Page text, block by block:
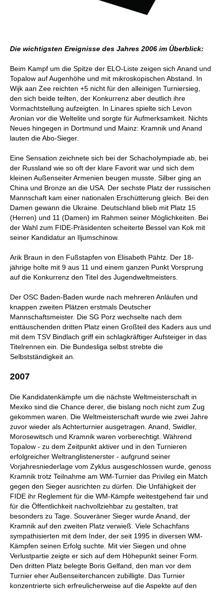
Die wichtigsten Ereignisse des Jahres 2006 im Überblick:
Beim Kampf um die Spitze der ELO-Liste zeigen sich Anand und
Topalow auf Augenhöhe und mit mikroskopischen Abstand. In
Wijk aan Zee reichten +5 nicht für den alleinigen Turniersieg,
den sich beide teilten, der Konkurrenz aber deutlich ihre
Vormachtstellung aufzeigten. In Linares spielte sich Levon
Aronian vor die Weltelite und sorgte für Aufmerksamkeit. Nichts
Neues hingegen in Dortmund und Mainz: Kramnik und Anand
lauten die Abo-Sieger.
Eine Sensation zeichnete sich bei der Schacholympiade ab, bei
der Russland wie so oft der klare Favorit war und sich dem
kleinen Außenseiter Armenien beugen musste. Silber ging an
China und Bronze an die USA. Der sechste Platz der russischen
Mannschaft kam einer nationalen Erschütterung gleich. Bei den
Damen gewann die Ukraine. Deutschland blieb mit Platz 15
(Herren) und 11 (Damen) im Rahmen seiner Möglichkeiten. Bei
der Wahl zum FIDE-Präsidenten scheiterte Bessel van Kok mit
seiner Kandidatur an Iljumschinow.
Arik Braun in den Fußstapfen von Elisabeth Pähtz. Der 18-
jährige holte mit 9 aus 11 und einem ganzen Punkt Vorsprung
auf die Konkurrenz den Titel des Jugendweltmeisters.
Der OSC Baden-Baden wurde nach mehreren Anläufen und
knappen zweiten Plätzen erstmals Deutscher
Mannschaftsmeister. Die SG Porz wechselte nach dem
enttäuschenden dritten Platz einen Großteil des Kaders aus und
mit dem TSV Bindlach griff ein schlagkräftiger Aufsteiger in das
Titelrennen ein. Die Bundesliga selbst strebte die
Selbstständigkeit an.
2007
Die Kandidatenkämpfe um die nächste Weltmeisterschaft in
Mexiko sind die Chance derer, die bislang noch nicht zum Zug
gekommen waren. Die Weltmeisterschaft wurde wie zwei Jahre
zuvor wieder als Achterturnier ausgetragen. Anand, Swidler,
Morosewitsch und Kramnik waren vorberechtigt. Während
Topalow - zu dem Zeitpunkt aktiver und in den Turnieren
erfolgreicher Weltranglistenerster - aufgrund seiner
Vorjahresniederlage vom Zyklus ausgeschlossen wurde, genoss
Kramnik trotz Teilnahme am WM-Turnier das Privileg ein Match
gegen den Sieger ausrichten zu dürfen. Die Unfähigkeit der
FIDE ihr Reglement für die WM-Kämpfe weitestgehend fair und
für die Öffentlichkeit nachvollziehbar zu gestalten, trat
besonders zu Tage. Souveräner Sieger wurde Anand, der
Kramnik auf den zweiten Platz verwieß. Viele Schachfans
sympathisierten mit dem Inder, der seit 1995 in diversen WM-
Kämpfen seinen Erfolg suchte. Mit vier Siegen und ohne
Verlustpartie zeigte er sich auf dem Höhepunkt seiner Form.
Den dritten Platz belegte Boris Gelfand, den man vor dem
Turnier eher Außenseiterchancen zubilligte. Das Turnier
konzentrierte sich erfreulicherweise auf die Aspekte auf den